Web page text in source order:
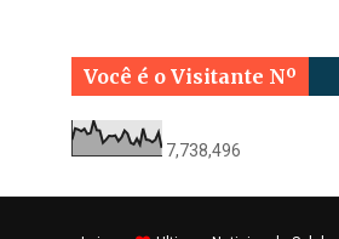
Você é o Visitante Nº
7,738,496